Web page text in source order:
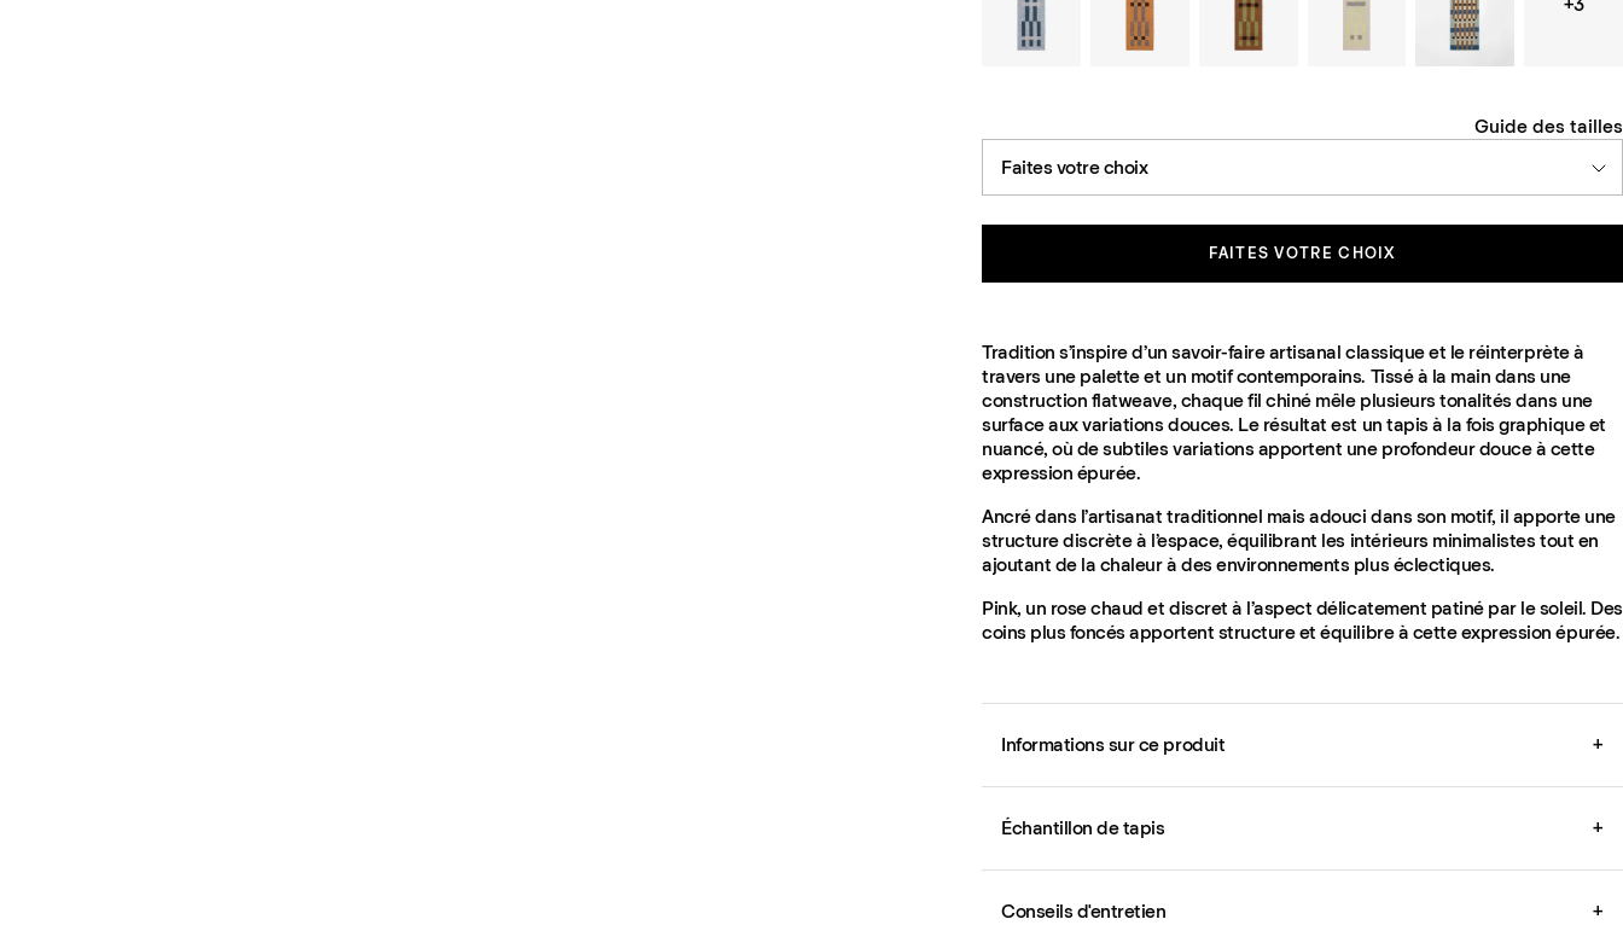
Guide des tailles
Faites votre choix
FAITES VOTRE CHOIX
Tradition s’inspire d’un savoir-faire artisanal classique et le réinterprète à
travers une palette et un motif contemporains. Tissé à la main dans une
construction flatweave, chaque fil chiné mêle plusieurs tonalités dans une
surface aux variations douces. Le résultat est un tapis à la fois graphique et
nuancé, où de subtiles variations apportent une profondeur douce à cette
expression épurée.
Ancré dans l’artisanat traditionnel mais adouci dans son motif, il apporte une
structure discrète à l’espace, équilibrant les intérieurs minimalistes tout en
ajoutant de la chaleur à des environnements plus éclectiques.
Pink, un rose chaud et discret à l’aspect délicatement patiné par le soleil. Des
coins plus foncés apportent structure et équilibre à cette expression épurée.
Informations sur ce produit +
Échantillon de tapis +
Conseils d'entretien +